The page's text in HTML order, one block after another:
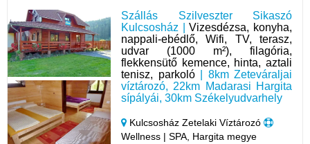
Szállás Szilveszter Sikaszó
Kulcsosház |Vizesdézsa, konyha,
nappali-ebédlő, Wifi, TV, terasz,
udvar (1000 m²), filagória,
flekkensütő kemence, hinta, aztali
tenisz, parkoló| 8km Zeteváraljai
víztározó, 22km Madarasi Hargita
sípályái, 30km Székelyudvarhely
Kulcsosház Zetelaki Víztározó
Wellness | SPA, Hargita megye